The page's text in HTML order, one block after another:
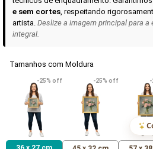
VER DETALHES
Madona de Loreto
R$ 538,42
VER
Narciso-
R$
e sem cortes, respeitando
artista. Deslize a imagem principal para a
integral.
Tamanhos com Moldura
-25% off -25% off -